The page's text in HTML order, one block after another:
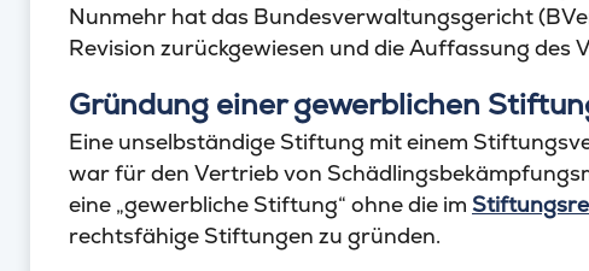
Nunmehr hat das Bundesverwaltungsgericht
Revision zurückgewiesen und die Auffassung des
Gründung einer gewerblichen
Eine unselbständige Stiftung mit einem
war für den Vertrieb von
eine „gewerbliche Stiftung“ ohne die im
rechtsfähige Stiftungen zu gründen.